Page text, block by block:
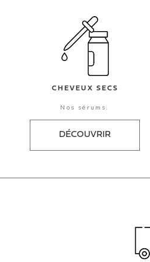
CHEVEUX SECS
Nos sérums.
DÉCOUVRIR